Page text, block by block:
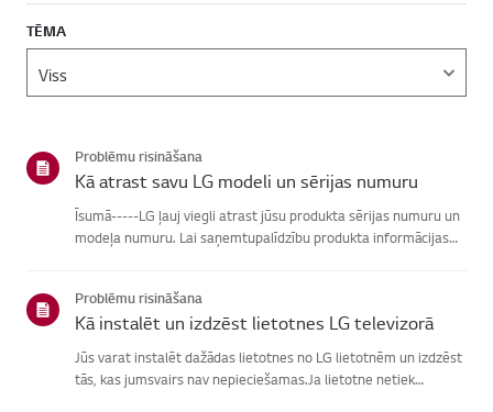
TĒMA
Problēmu risināšana
Kā atrast savu LG modeli un sērijas numuru
Īsumā-----LG ļauj viegli atrast jūsu produkta sērijas numuru un
modeļa numuru. Lai saņemtupalīdzību produkta informācijas
Problēmu risināšana
Kā instalēt un izdzēst lietotnes LG televizorā
Jūs varat instalēt dažādas lietotnes no LG lietotnēm un izdzēst
tās, kas jumsvairs nav nepieciešamas.Ja lietotne netiek